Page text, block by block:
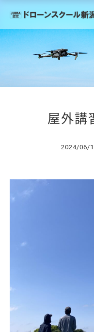
屋外講
2024/06/